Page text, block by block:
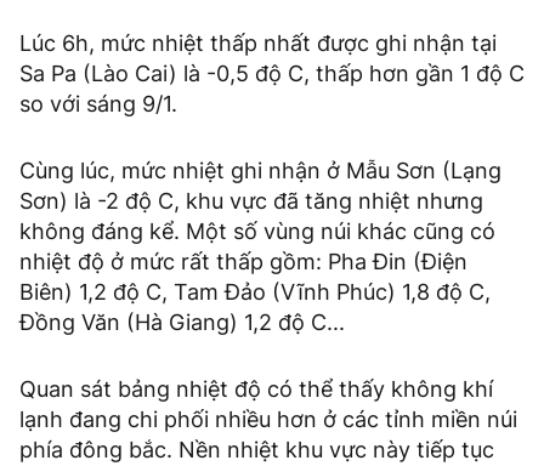
Lúc 6h, mức nhiệt thấp nhất được ghi nhận tại
Sa Pa (Lào Cai) là -0,5 độ C, thấp hơn gần 1 độ C
so với sáng 9/1.
Cùng lúc, mức nhiệt ghi nhận ở Mẫu Sơn (Lạng
Sơn) là -2 độ C, khu vực đã tăng nhiệt nhưng
không đáng kể. Một số vùng núi khác cũng có
nhiệt độ ở mức rất thấp gồm: Pha Đin (Điện
Biên) 1,2 độ C, Tam Đảo (Vĩnh Phúc) 1,8 độ C,
Đồng Văn (Hà Giang) 1,2 độ C...
Quan sát bảng nhiệt độ có thể thấy không khí
lạnh đang chi phối nhiều hơn ở các tỉnh miền núi
phía đông bắc. Nền nhiệt khu vực này tiếp tục